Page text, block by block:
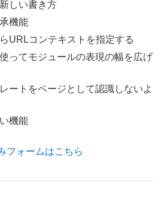
しい書き方
機能
URLコンテキストを指定する
ってモジュールの表現の幅を広げ
ートをページとして認識しないよ
機能
フォームはこちら